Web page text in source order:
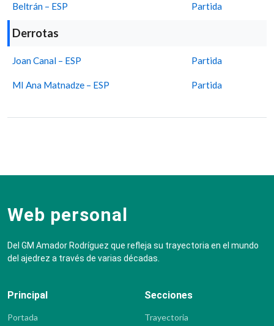
Beltrán – ESP Partida
Derrotas
Joan Canal – ESP Partida
MI Ana Matnadze – ESP Partida
Web personal
Del GM Amador Rodríguez que refleja su trayectoria en el mundo
del ajedrez a través de varias décadas.
Principal
Portada
Secciones
Trayectoria